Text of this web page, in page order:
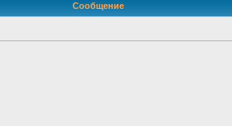
Сообщение